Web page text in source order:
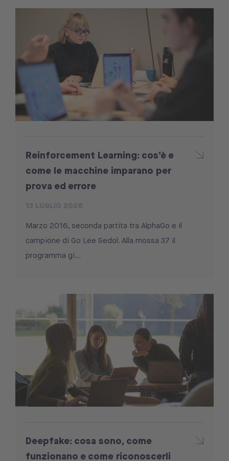
Reinforcement Learning: cos’è e
come le macchine imparano per
prova ed errore
Marzo 2016, seconda partita tra AlphaGo e il
campione di Go Lee Sedol. Alla mossa 37 il
programma gi...
Deepfake: cosa sono, come
funzionano e come riconoscerli